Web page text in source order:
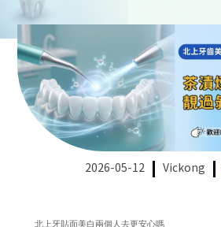
2026-05-12 Vickong
北上牙貼面美白兩個人去更安心嗎